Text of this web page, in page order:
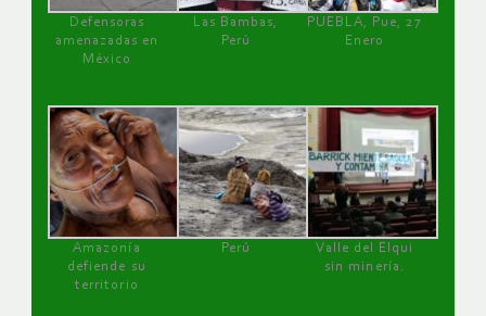
Defensoras
amenazadas en
México
Las Bambas,
Perú
PUEBLA, Pue, 27
Enero
Amazonía
defiende su
territorio
Perú
Valle del Elqui
sin minería.